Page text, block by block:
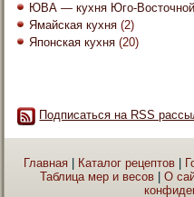
ЮВА — кухня Юго-
Ямайская кухня (2)
Японская кухня (20)
Подписаться на RSS
Главная | Каталог рецептов |
Таблица мер и весов | О